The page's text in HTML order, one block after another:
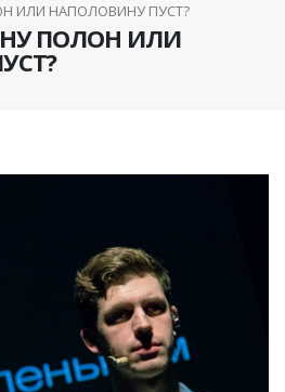
ПОЛОН ИЛИ
ИЛИ НАПОЛОВИНУ ПУСТ?